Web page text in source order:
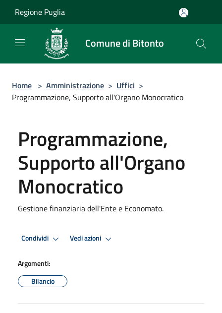
Regione Puglia
Comune di Bitonto
Home > Amministrazione > Uffici >
Programmazione, Supporto all'Organo Monocratico
Programmazione,
Supporto all'Organo
Monocratico
Gestione finanziaria dell'Ente e Economato.
Condividi Vedi azioni
Argomenti:
Bilancio